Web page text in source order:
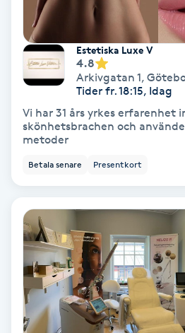
Nagelvård
Naglar borttagning
Naglar reparation
Naprapati
NBE-massage
Ny frisyr
Olaplex
Estetiska Luxe V
4.8
Arkivgatan 1,
Tider fr. 18:15, Idag
Vi har 31 års yrkes erfarenhet
skönhetsbrachen och
metoder
Betala senare Presentkort